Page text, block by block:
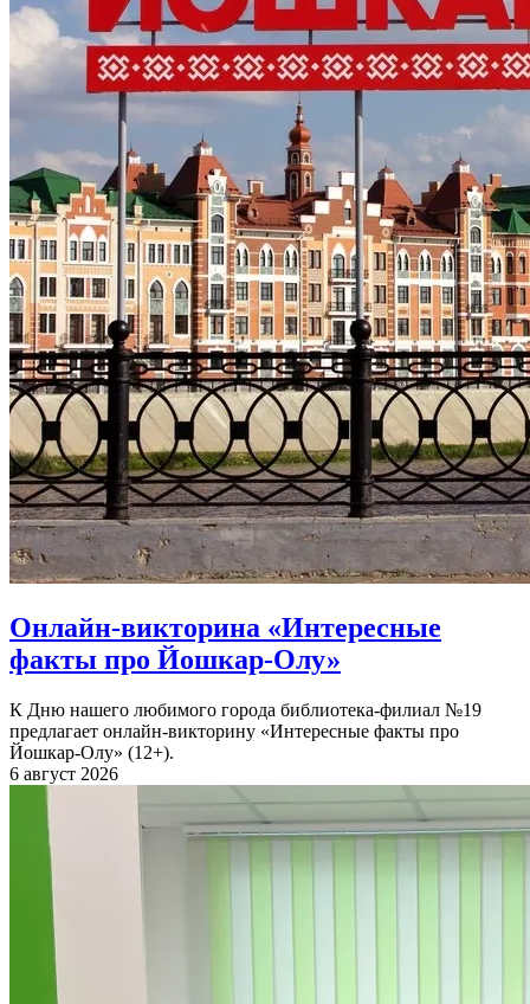
Онлайн-викторина «Интересные
факты про Йошкар-Олу»
К Дню нашего любимого города библиотека-филиал №19
предлагает онлайн-викторину «Интересные факты про
Йошкар-Олу» (12+).
6 август 2026